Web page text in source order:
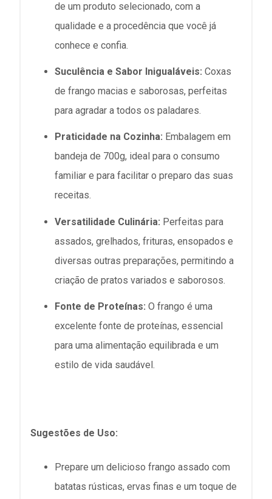
de um produto selecionado, com a
qualidade e a procedência que você já
conhece e confia.
Suculência e Sabor Inigualáveis: Coxas
de frango macias e saborosas, perfeitas
para agradar a todos os paladares.
Praticidade na Cozinha: Embalagem em
bandeja de 700g, ideal para o consumo
familiar e para facilitar o preparo das suas
receitas.
Versatilidade Culinária: Perfeitas para
assados, grelhados, frituras, ensopados e
diversas outras preparações, permitindo a
criação de pratos variados e saborosos.
Fonte de Proteínas: O frango é uma
excelente fonte de proteínas, essencial
para uma alimentação equilibrada e um
estilo de vida saudável.
Sugestões de Uso:
Prepare um delicioso frango assado com
batatas rústicas, ervas finas e um toque de